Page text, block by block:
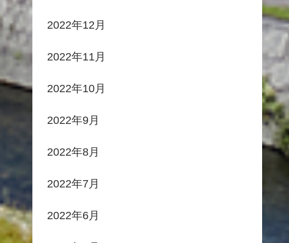
2022年12月
2022年11月
2022年10月
2022年9月
2022年8月
2022年7月
2022年6月